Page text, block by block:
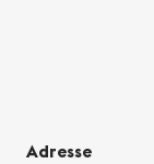
Adresse